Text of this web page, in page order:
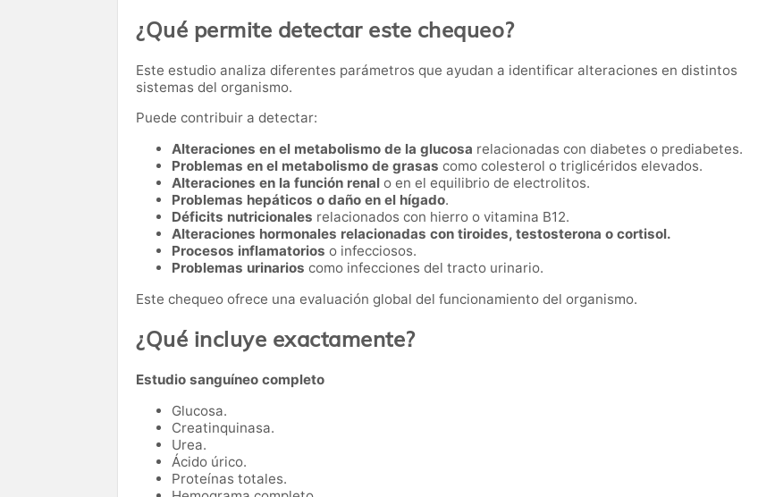
¿Qué permite detectar este chequeo?
Este estudio analiza diferentes parámetros que ayudan a identificar alteraciones en distintos
sistemas del organismo.
Puede contribuir a detectar:
Alteraciones en el metabolismo de la glucosa relacionadas con diabetes o prediabetes.
Problemas en el metabolismo de grasas como colesterol o triglicéridos elevados.
Alteraciones en la función renal o en el equilibrio de electrolitos.
Problemas hepáticos o daño en el hígado.
Déficits nutricionales relacionados con hierro o vitamina B12.
Alteraciones hormonales relacionadas con tiroides, testosterona o cortisol.
Procesos inflamatorios o infecciosos.
Problemas urinarios como infecciones del tracto urinario.
Este chequeo ofrece una evaluación global del funcionamiento del organismo.
¿Qué incluye exactamente?
Estudio sanguíneo completo
Glucosa.
Creatinquinasa.
Urea.
Ácido úrico.
Proteínas totales.